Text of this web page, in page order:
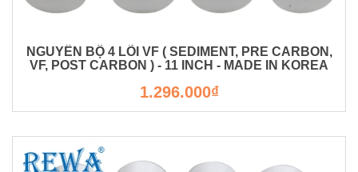
NGUYÊN BỘ 4 LÕI VF ( SEDIMENT, PRE CARBON,
VF, POST CARBON ) - 11 INCH - MADE IN KOREA
1.296.000₫